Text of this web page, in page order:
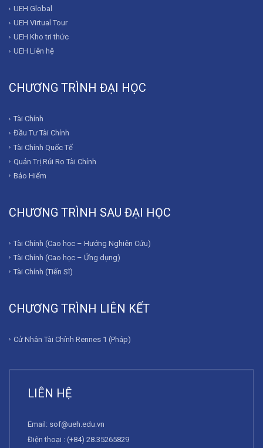
UEH Global
UEH Virtual Tour
UEH Kho tri thức
UEH Liên hệ
CHƯƠNG TRÌNH ĐẠI HỌC
Tài Chính
Đầu Tư Tài Chính
Tài Chính Quốc Tế
Quản Trị Rủi Ro Tài Chính
Bảo Hiểm
CHƯƠNG TRÌNH SAU ĐẠI HỌC
Tài Chính (Cao học – Hướng Nghiên Cứu)
Tài Chính (Cao học – Ứng dụng)
Tài Chính (Tiến Sĩ)
CHƯƠNG TRÌNH LIÊN KẾT
Cử Nhân Tài Chính Rennes 1 (Pháp)
LIÊN HỆ
Email: sof@ueh.edu.vn
Điện thoại : (+84) 28.35265829